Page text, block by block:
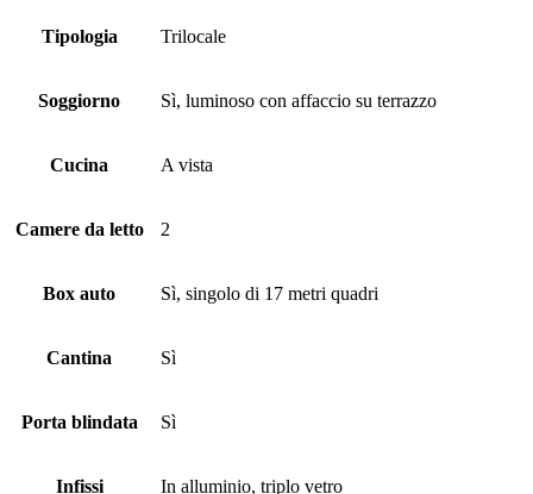
Tipologia Trilocale
Soggiorno Sì, luminoso con affaccio su terrazzo
Cucina A vista
Camere da letto 2
Box auto Sì, singolo di 17 metri quadri
Cantina Sì
Porta blindata Sì
Infissi In alluminio, triplo vetro